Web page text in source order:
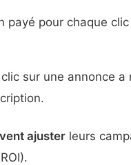
payé pour chaque
sur une annonce a
ajuster leurs